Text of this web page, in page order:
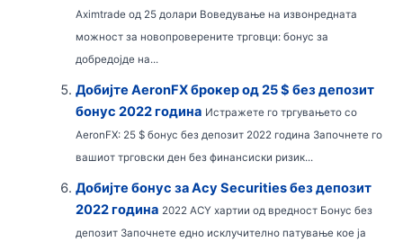
Aximtrade од 25 долари Воведување на извонредната
можност за новопроверените трговци: бонус за
добредојде на...
Добијте AeronFX брокер од 25 $ без депозит
бонус 2022 година Истражете го тргувањето со
AeronFX: 25 $ бонус без депозит 2022 година Започнете го
вашиот трговски ден без финансиски ризик...
Добијте бонус за Acy Securities без депозит
2022 година 2022 ACY хартии од вредност Бонус без
депозит Започнете едно исклучително патување кое ја